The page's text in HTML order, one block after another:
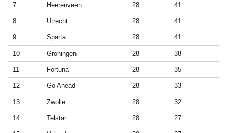
7 Heerenveen 28 41
8 Utrecht 28 41
9 Sparta 28 41
10 Groningen 28 38
11 Fortuna 28 35
12 Go Ahead 28 33
13 Zwolle 28 32
14 Telstar 28 27